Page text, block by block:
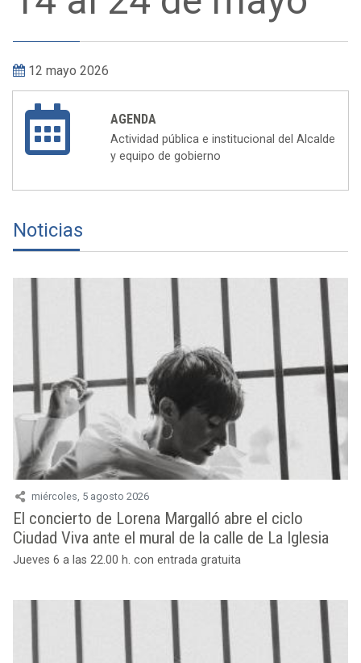
El concierto de Lorena Margalló abre el ciclo
Ciudad Viva ante el mural de la calle de La Iglesia
Jueves 6 a las 22.00 h. con entrada gratuita
Dos conciertos ante los murales de Binéfar para